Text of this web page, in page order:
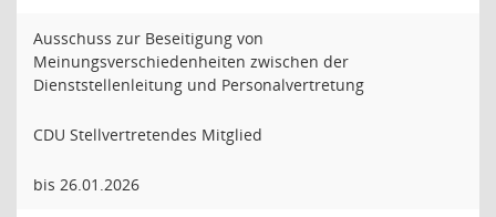
Ausschuss zur Beseitigung von
Meinungsverschiedenheiten zwischen der
Dienststellenleitung und Personalvertretung
CDU Stellvertretendes Mitglied
bis 26.01.2026